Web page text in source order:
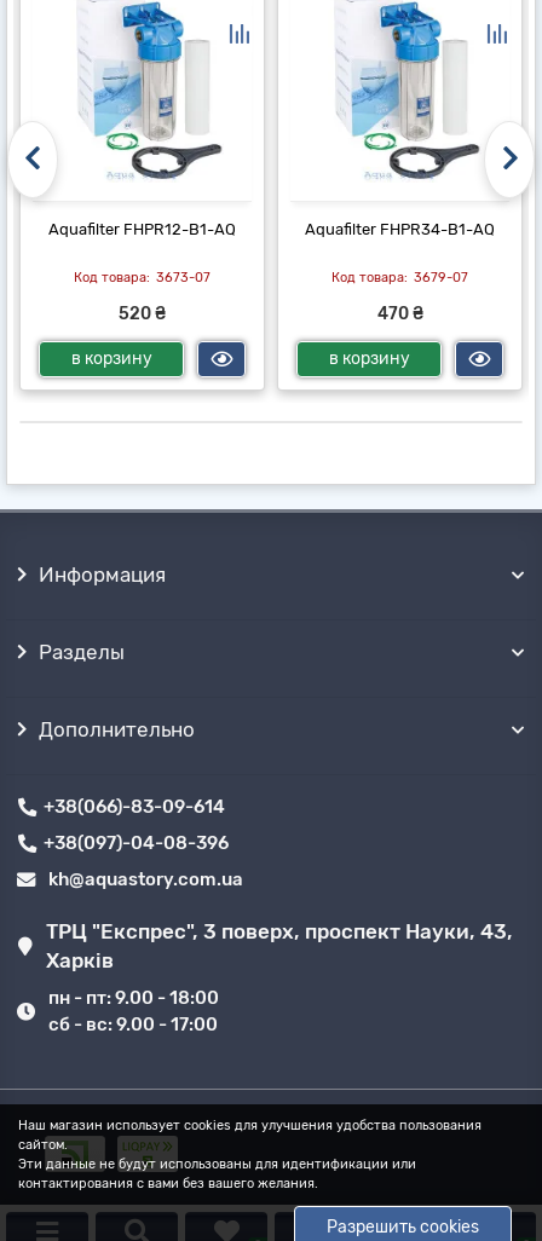
Aquafilter FHPR12-B1-AQ
3673-07
520 ₴
в корзину
Aquafilter FHPR34-B1-AQ
3679-07
470 ₴
в корзину
Наш магазин использует cookies для улучшения удобства пользования
сайтом.
Эти данные не будут использованы для идентификации или
контактирования с вами без вашего желания.
Разрешить cookies
Информация
Разделы
Дополнительно
+38(066)-83-09-614
+38(097)-04-08-396
kh@aquastory.com.ua
ТРЦ "Експрес", 3 поверх, проспект Науки, 43,
Харків
пн - пт: 9.00 - 18:00
сб - вс: 9.00 - 17:00